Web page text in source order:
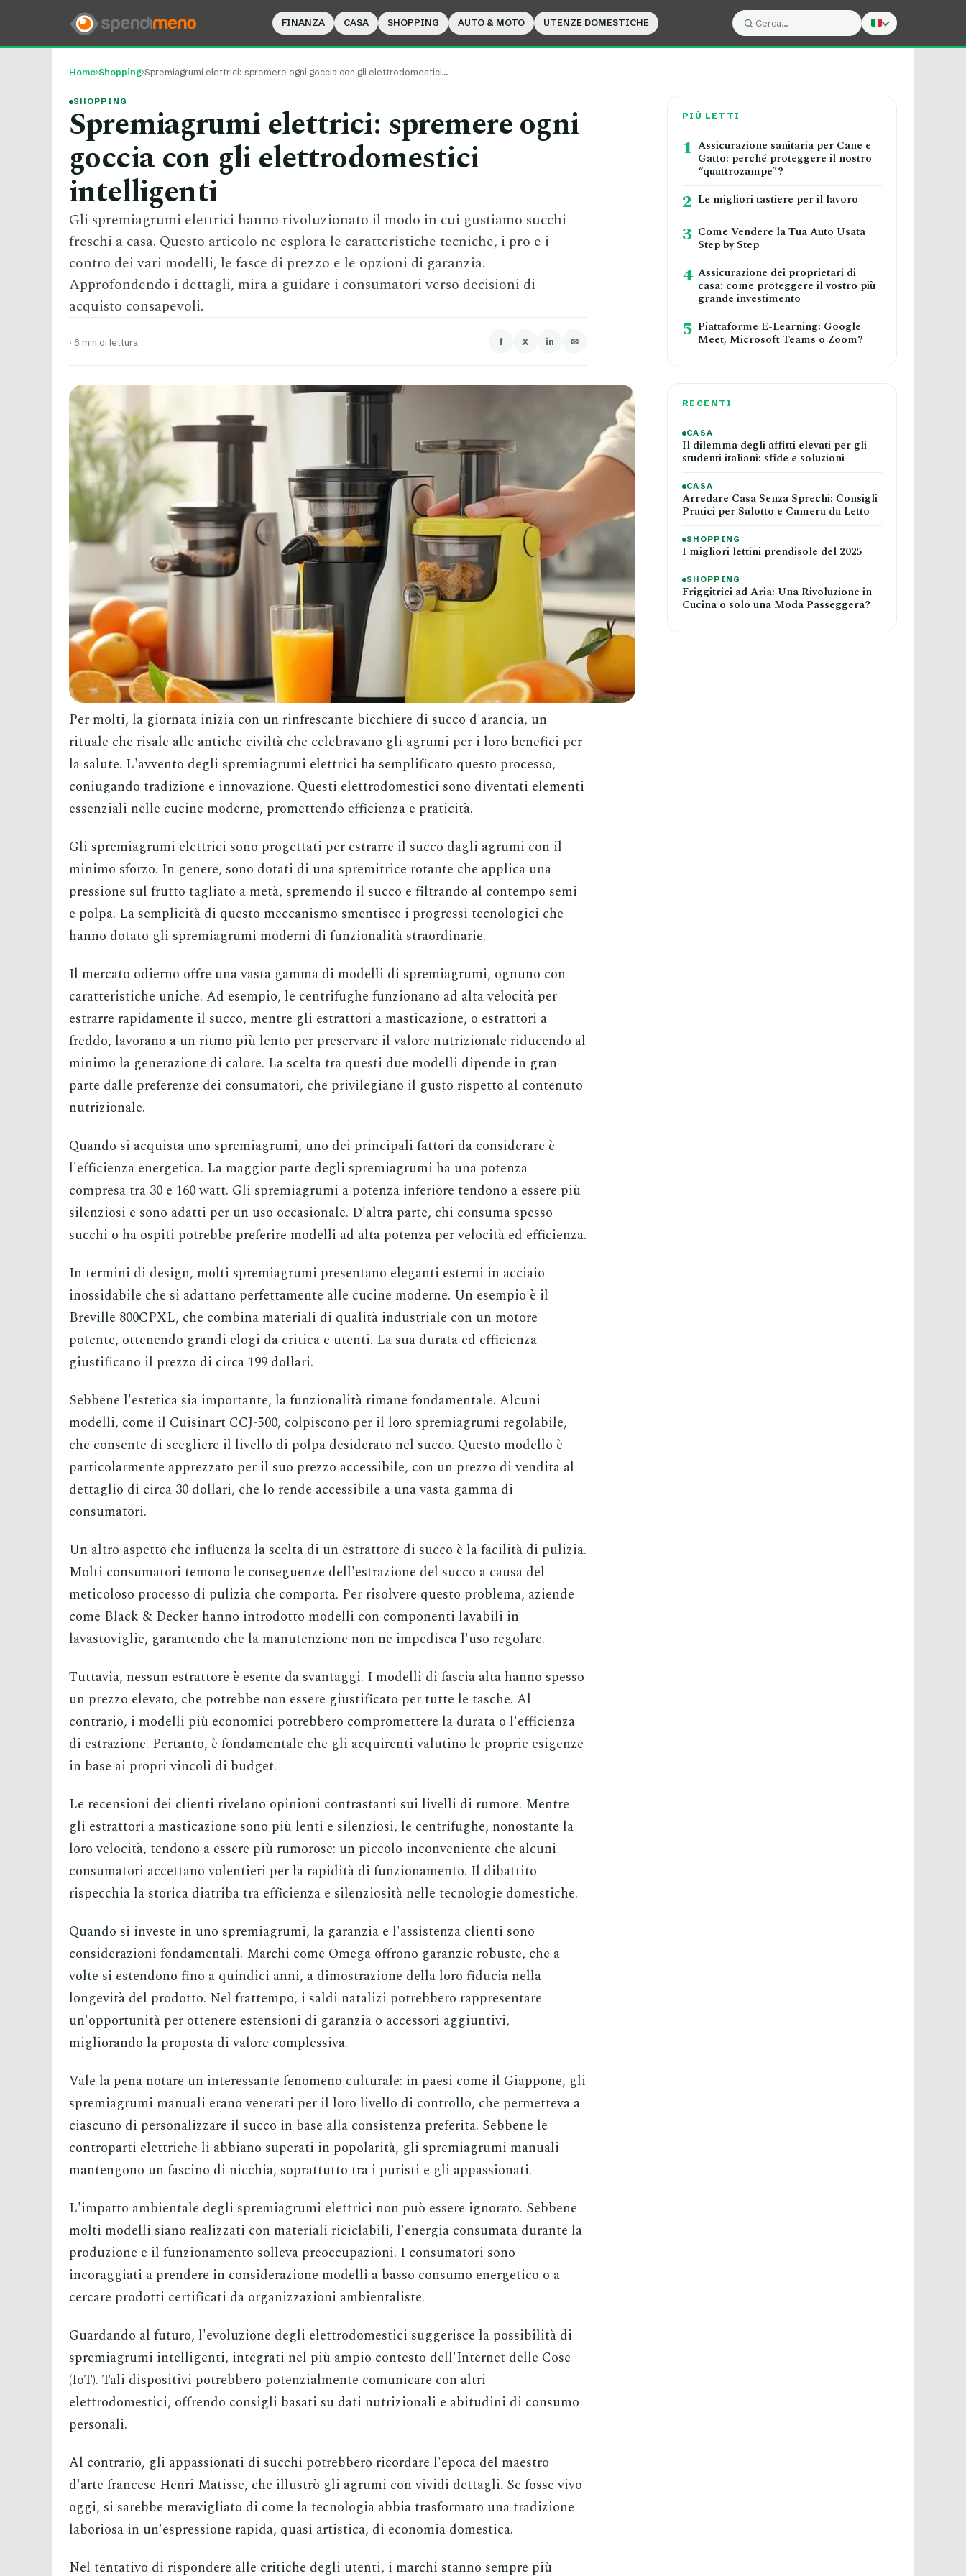
FINANZA CASA SHOPPING AUTO & MOTO UTENZE DOMESTICHE
Cerca:
Cerca
Home›Shopping›Spremiagrumi elettrici: spremere ogni goccia con gli elettrodomestici…
SHOPPING
Spremiagrumi elettrici: spremere ogni
goccia con gli elettrodomestici
intelligenti
Gli spremiagrumi elettrici hanno rivoluzionato il modo in cui gustiamo succhi
freschi a casa. Questo articolo ne esplora le caratteristiche tecniche, i pro e i
contro dei vari modelli, le fasce di prezzo e le opzioni di garanzia.
Approfondendo i dettagli, mira a guidare i consumatori verso decisioni di
acquisto consapevoli.
· 6 min di lettura f X in ✉
Per molti, la giornata inizia con un rinfrescante bicchiere di succo d'arancia, un
rituale che risale alle antiche civiltà che celebravano gli agrumi per i loro benefici per
la salute. L'avvento degli spremiagrumi elettrici ha semplificato questo processo,
coniugando tradizione e innovazione. Questi elettrodomestici sono diventati elementi
essenziali nelle cucine moderne, promettendo efficienza e praticità.
Gli spremiagrumi elettrici sono progettati per estrarre il succo dagli agrumi con il
minimo sforzo. In genere, sono dotati di una spremitrice rotante che applica una
pressione sul frutto tagliato a metà, spremendo il succo e filtrando al contempo semi
e polpa. La semplicità di questo meccanismo smentisce i progressi tecnologici che
hanno dotato gli spremiagrumi moderni di funzionalità straordinarie.
Il mercato odierno offre una vasta gamma di modelli di spremiagrumi, ognuno con
caratteristiche uniche. Ad esempio, le centrifughe funzionano ad alta velocità per
estrarre rapidamente il succo, mentre gli estrattori a masticazione, o estrattori a
freddo, lavorano a un ritmo più lento per preservare il valore nutrizionale riducendo al
minimo la generazione di calore. La scelta tra questi due modelli dipende in gran
parte dalle preferenze dei consumatori, che privilegiano il gusto rispetto al contenuto
nutrizionale.
Quando si acquista uno spremiagrumi, uno dei principali fattori da considerare è
l'efficienza energetica. La maggior parte degli spremiagrumi ha una potenza
compresa tra 30 e 160 watt. Gli spremiagrumi a potenza inferiore tendono a essere più
silenziosi e sono adatti per un uso occasionale. D'altra parte, chi consuma spesso
succhi o ha ospiti potrebbe preferire modelli ad alta potenza per velocità ed efficienza.
In termini di design, molti spremiagrumi presentano eleganti esterni in acciaio
inossidabile che si adattano perfettamente alle cucine moderne. Un esempio è il
Breville 800CPXL, che combina materiali di qualità industriale con un motore
potente, ottenendo grandi elogi da critica e utenti. La sua durata ed efficienza
giustificano il prezzo di circa 199 dollari.
Sebbene l'estetica sia importante, la funzionalità rimane fondamentale. Alcuni
modelli, come il Cuisinart CCJ-500, colpiscono per il loro spremiagrumi regolabile,
che consente di scegliere il livello di polpa desiderato nel succo. Questo modello è
particolarmente apprezzato per il suo prezzo accessibile, con un prezzo di vendita al
dettaglio di circa 30 dollari, che lo rende accessibile a una vasta gamma di
consumatori.
Un altro aspetto che influenza la scelta di un estrattore di succo è la facilità di pulizia.
Molti consumatori temono le conseguenze dell'estrazione del succo a causa del
meticoloso processo di pulizia che comporta. Per risolvere questo problema, aziende
come Black & Decker hanno introdotto modelli con componenti lavabili in
lavastoviglie, garantendo che la manutenzione non ne impedisca l'uso regolare.
Tuttavia, nessun estrattore è esente da svantaggi. I modelli di fascia alta hanno spesso
un prezzo elevato, che potrebbe non essere giustificato per tutte le tasche. Al
contrario, i modelli più economici potrebbero compromettere la durata o l'efficienza
di estrazione. Pertanto, è fondamentale che gli acquirenti valutino le proprie esigenze
in base ai propri vincoli di budget.
Le recensioni dei clienti rivelano opinioni contrastanti sui livelli di rumore. Mentre
gli estrattori a masticazione sono più lenti e silenziosi, le centrifughe, nonostante la
loro velocità, tendono a essere più rumorose: un piccolo inconveniente che alcuni
consumatori accettano volentieri per la rapidità di funzionamento. Il dibattito
rispecchia la storica diatriba tra efficienza e silenziosità nelle tecnologie domestiche.
Quando si investe in uno spremiagrumi, la garanzia e l'assistenza clienti sono
considerazioni fondamentali. Marchi come Omega offrono garanzie robuste, che a
volte si estendono fino a quindici anni, a dimostrazione della loro fiducia nella
longevità del prodotto. Nel frattempo, i saldi natalizi potrebbero rappresentare
un'opportunità per ottenere estensioni di garanzia o accessori aggiuntivi,
migliorando la proposta di valore complessiva.
Vale la pena notare un interessante fenomeno culturale: in paesi come il Giappone, gli
spremiagrumi manuali erano venerati per il loro livello di controllo, che permetteva a
ciascuno di personalizzare il succo in base alla consistenza preferita. Sebbene le
controparti elettriche li abbiano superati in popolarità, gli spremiagrumi manuali
mantengono un fascino di nicchia, soprattutto tra i puristi e gli appassionati.
L'impatto ambientale degli spremiagrumi elettrici non può essere ignorato. Sebbene
molti modelli siano realizzati con materiali riciclabili, l'energia consumata durante la
produzione e il funzionamento solleva preoccupazioni. I consumatori sono
incoraggiati a prendere in considerazione modelli a basso consumo energetico o a
cercare prodotti certificati da organizzazioni ambientaliste.
Guardando al futuro, l'evoluzione degli elettrodomestici suggerisce la possibilità di
spremiagrumi intelligenti, integrati nel più ampio contesto dell'Internet delle Cose
(IoT). Tali dispositivi potrebbero potenzialmente comunicare con altri
elettrodomestici, offrendo consigli basati su dati nutrizionali e abitudini di consumo
personali.
Al contrario, gli appassionati di succhi potrebbero ricordare l'epoca del maestro
d'arte francese Henri Matisse, che illustrò gli agrumi con vividi dettagli. Se fosse vivo
oggi, si sarebbe meravigliato di come la tecnologia abbia trasformato una tradizione
laboriosa in un'espressione rapida, quasi artistica, di economia domestica.
Nel tentativo di rispondere alle critiche degli utenti, i marchi stanno sempre più
PIÙ LETTI
1 Assicurazione sanitaria per Cane e
Gatto: perché proteggere il nostro
“quattrozampe”?
2 Le migliori tastiere per il lavoro
3 Come Vendere la Tua Auto Usata
Step by Step
4 Assicurazione dei proprietari di
casa: come proteggere il vostro più
grande investimento
5 Piattaforme E-Learning: Google
Meet, Microsoft Teams o Zoom?
RECENTI
CASA
Il dilemma degli affitti elevati per gli
studenti italiani: sfide e soluzioni
CASA
Arredare Casa Senza Sprechi: Consigli
Pratici per Salotto e Camera da Letto
SHOPPING
I migliori lettini prendisole del 2025
SHOPPING
Friggitrici ad Aria: Una Rivoluzione in
Cucina o solo una Moda Passeggera?